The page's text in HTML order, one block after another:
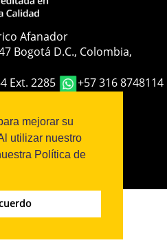
mejorar su
utilizar nuestro
Política de
Afanador
Bogotá D.C., Colombia,
Ext. 2285
+57 316 8748114
|